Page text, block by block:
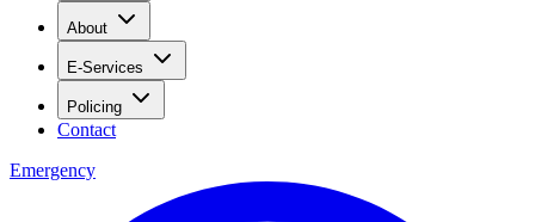
About
E-Services
Policing
Contact
Emergency